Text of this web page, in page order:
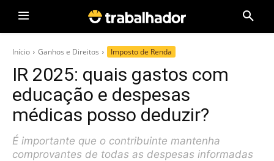
Início Ganhos e Direitos Imposto de Renda
IR 2025: quais gastos com
educação e despesas
médicas posso deduzir?
É importante que o contribuinte mantenha
comprovantes de todas as despesas informadas